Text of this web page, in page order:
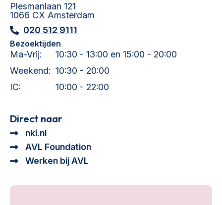
Plesmanlaan 121
1066 CX Amsterdam
020 512 9111
Bezoektijden
Ma-Vrij:
10:30 - 13:00 en 15:00 - 20:00
Weekend: 10:30 - 20:00
IC:
10:00 - 22:00
Direct naar
nki.nl
AVL Foundation
Werken bij AVL